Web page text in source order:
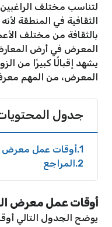
لتناسب مختلف الراغبين
الثقافية في المنطقة
بالثقافة من مختلف
المعرض في أرض
يشهد إقبالًا كبيرًا من
المعرض، من المهم
جدول
1 أوقات عمل معرض
2 المراجع
أوقات عمل معرض
يوضح الجدول التالي